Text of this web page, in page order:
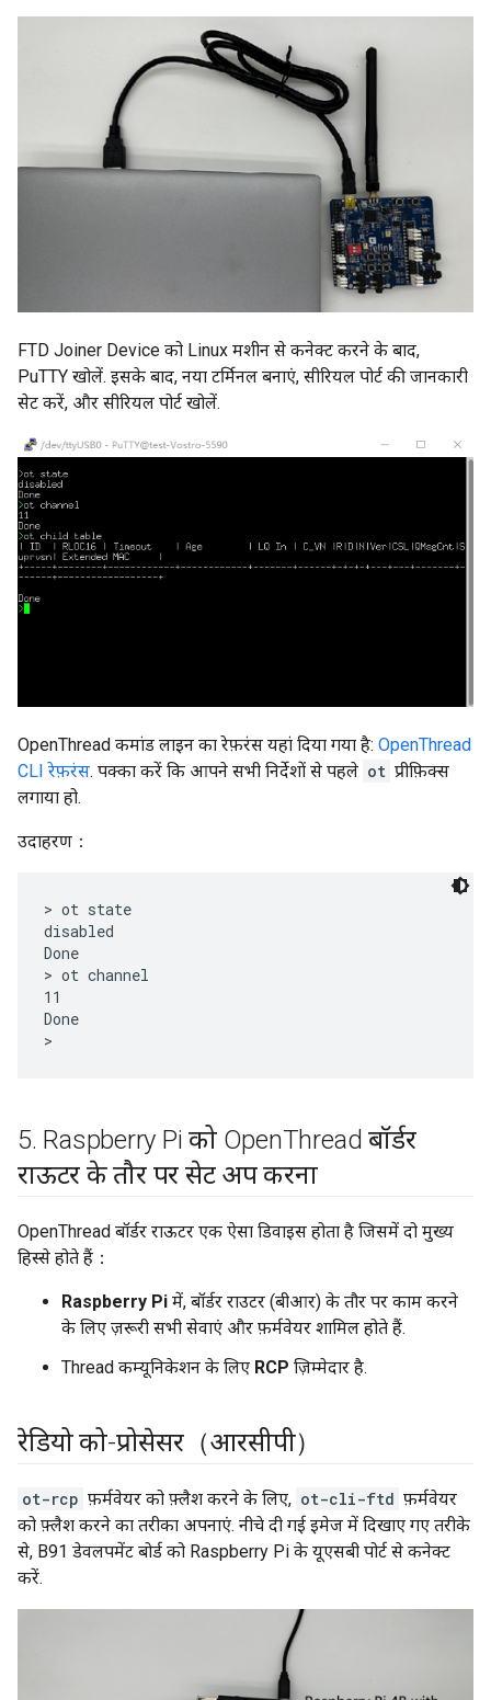
FTD Joiner Device को Linux मशीन से कनेक्ट करने के बाद,
PuTTY खोलें. इसके बाद, नया टर्मिनल बनाएं, सीरियल पोर्ट की जानकारी
सेट करें, और सीरियल पोर्ट खोलें.
OpenThread कमांड लाइन का रेफ़रंस यहां दिया गया है: OpenThread
CLI रेफ़रंस. पक्का करें कि आपने सभी निर्देशों से पहले ot प्रीफ़िक्स
लगाया हो.
उदाहरण：
> ot state
disabled
Done
> ot channel
11
Done
5. Raspberry Pi को OpenThread बॉर्डर
राऊटर के तौर पर सेट अप करना
OpenThread बॉर्डर राऊटर एक ऐसा डिवाइस होता है जिसमें दो मुख्य
हिस्से होते हैं：
Raspberry Pi में, बॉर्डर राउटर (बीआर) के तौर पर काम करने
के लिए ज़रूरी सभी सेवाएं और फ़र्मवेयर शामिल होते हैं.
Thread कम्यूनिकेशन के लिए RCP ज़िम्मेदार है.
रेडियो को-प्रोसेसर（आरसीपी）
ot-rcp फ़र्मवेयर को फ़्लैश करने के लिए, ot-cli-ftd फ़र्मवेयर
को फ़्लैश करने का तरीका अपनाएं. नीचे दी गई इमेज में दिखाए गए तरीके
से, B91 डेवलपमेंट बोर्ड को Raspberry Pi के यूएसबी पोर्ट से कनेक्ट
करें.